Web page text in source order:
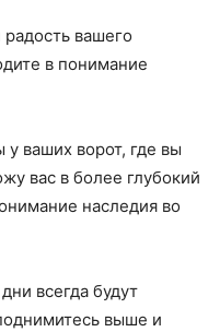
радость вашего
в понимание
у ваших ворот, где вы
вас в более глубокий
наследия во
всегда будут
выше и